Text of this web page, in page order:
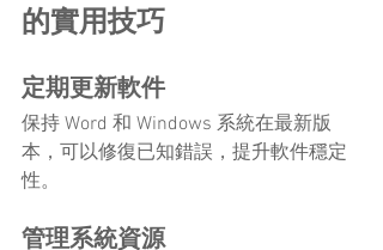
的實用技巧
定期更新軟件
保持 Word 和 Windows 系統在最新版
本，可以修復已知錯誤，提升軟件穩定
性。
管理系統資源